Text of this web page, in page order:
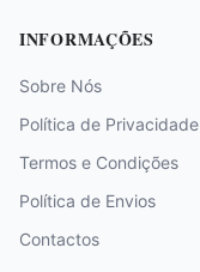
INFORMAÇÕES
Sobre Nós
Política de Privacidade
Termos e Condições
Política de Envios
Contactos